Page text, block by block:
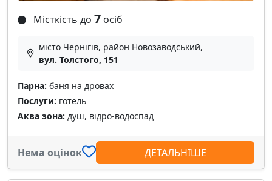
Місткість до 7 осіб
місто Чернігів, район Новозаводський,
вул. Толстого, 151
Парна: баня на дровах
Послуги: готель
Аква зона: душ, відро-водоспад
Нема оцінок ДЕТАЛЬНІШЕ